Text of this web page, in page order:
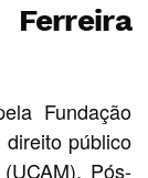
Fundação
público
Pós-